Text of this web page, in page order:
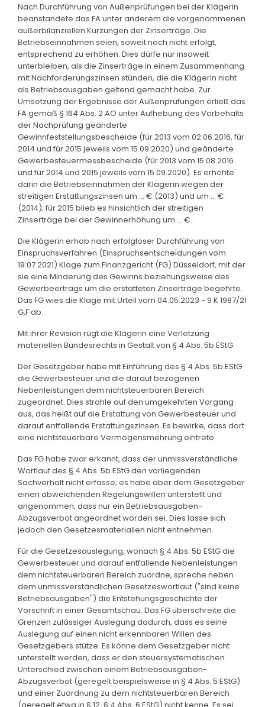
Nach Durchführung von Außenprüfungen bei der Klägerin
beanstandete das FA unter anderem die vorgenommenen
außerbilanziellen Kürzungen der Zinserträge. Die
Betriebseinnahmen seien, soweit noch nicht erfolgt,
entsprechend zu erhöhen. Dies dürfe nur insoweit
unterbleiben, als die Zinserträge in einem Zusammenhang
mit Nachforderungszinsen stünden, die die Klägerin nicht
als Betriebsausgaben geltend gemacht habe. Zur
Umsetzung der Ergebnisse der Außenprüfungen erließ das
FA gemäß § 164 Abs. 2 AO unter Aufhebung des Vorbehalts
der Nachprüfung geänderte
Gewinnfeststellungsbescheide (für 2013 vom 02.06.2016, für
2014 und für 2015 jeweils vom 15.09.2020) und geänderte
Gewerbesteuermessbescheide (für 2013 vom 15.08.2016
und für 2014 und 2015 jeweils vom 15.09.2020). Es erhöhte
darin die Betriebseinnahmen der Klägerin wegen der
streitigen Erstattungszinsen um ... € (2013) und um ... €
(2014); für 2015 blieb es hinsichtlich der streitigen
Zinserträge bei der Gewinnerhöhung um ... €.
Die Klägerin erhob nach erfolgloser Durchführung von
Einspruchsverfahren (Einspruchsentscheidungen vom
19.07.2021) Klage zum Finanzgericht (FG) Düsseldorf, mit der
sie eine Minderung des Gewinns beziehungsweise des
Gewerbeertrags um die erstatteten Zinserträge begehrte.
Das FG wies die Klage mit Urteil vom 04.05.2023 - 9 K 1987/21
G,F ab.
Mit ihrer Revision rügt die Klägerin eine Verletzung
materiellen Bundesrechts in Gestalt von § 4 Abs. 5b EStG.
Der Gesetzgeber habe mit Einführung des § 4 Abs. 5b EStG
die Gewerbesteuer und die darauf bezogenen
Nebenleistungen dem nichtsteuerbaren Bereich
zugeordnet. Dies strahle auf den umgekehrten Vorgang
aus, das heißt auf die Erstattung von Gewerbesteuer und
darauf entfallende Erstattungszinsen. Es bewirke, dass dort
eine nichtsteuerbare Vermögensmehrung eintrete.
Das FG habe zwar erkannt, dass der unmissverständliche
Wortlaut des § 4 Abs. 5b EStG den vorliegenden
Sachverhalt nicht erfasse; es habe aber dem Gesetzgeber
einen abweichenden Regelungswillen unterstellt und
angenommen, dass nur ein Betriebsausgaben-
Abzugsverbot angeordnet worden sei. Dies lasse sich
jedoch den Gesetzesmaterialien nicht entnehmen.
Für die Gesetzesauslegung, wonach § 4 Abs. 5b EStG die
Gewerbesteuer und darauf entfallende Nebenleistungen
dem nichtsteuerbaren Bereich zuordne, spreche neben
dem unmissverständlichen Gesetzeswortlaut ("sind keine
Betriebsausgaben") die Entstehungsgeschichte der
Vorschrift in einer Gesamtschau. Das FG überschreite die
Grenzen zulässiger Auslegung dadurch, dass es seine
Auslegung auf einen nicht erkennbaren Willen des
Gesetzgebers stütze. Es könne dem Gesetzgeber nicht
unterstellt werden, dass er den steuersystematischen
Unterschied zwischen einem Betriebsausgaben-
Abzugsverbot (geregelt beispielsweise in § 4 Abs. 5 EStG)
und einer Zuordnung zu dem nichtsteuerbaren Bereich